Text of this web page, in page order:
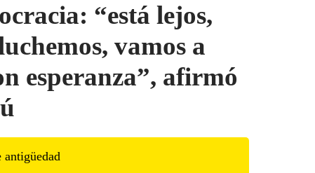
“está lejos,
vamos a
esperanza”, afirmó
antigüedad